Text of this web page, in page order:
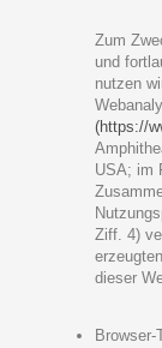
Zum
und
nutzen
(https://
USA; im
Ziff. 4)
dieser
Browser-